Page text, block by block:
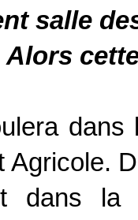
salle
Alors
dans
Agricole.
dans